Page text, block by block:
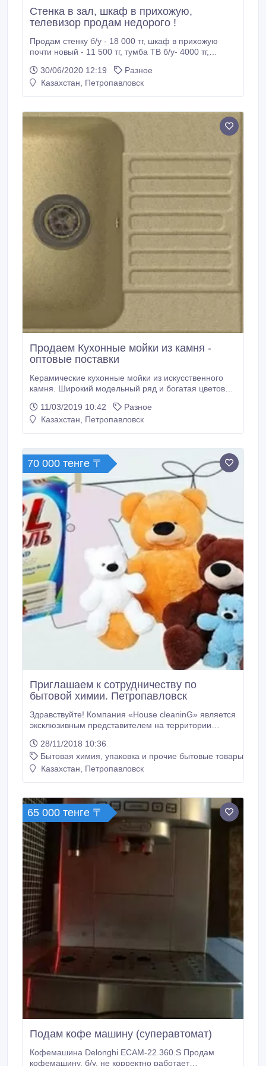
Стенка в зал, шкаф в прихожую,
телевизор продам недорого !
Продам стенку б/у - 18 000 тг, шкаф в прихожую
почти новый - 11 500 тг, тумба ТВ б/у- 4000 тг,
работает, вентилятор на ножке, кресла в хорошем
состоянии в связи с переездом. Цены адекватные,
30/06/2020 12:19
Разное
Казахстан, Петропавловск
Продаем Кухонные мойки из камня -
оптовые поставки
Керамические кухонные мойки из искусственного
камня. Широкий модельный ряд и богатая цветовая
производителями. Ищем представителей по
регионам. Оптовые цены. Подать заявку на
11/03/2019 10:42
Разное
Казахстан, Петропавловск
70 000 тенге 〒
Приглашаем к сотрудничеству по
бытовой химии. Петропавловск
Здравствуйте! Компания «House cleaninG» является
эксклюзивным представителем на территории
продукция изготавливается из высококачественных
ингредиентов по современной технологии,
разработанной специалистами компании, при этом
28/11/2018 10:36
Бытовая химия, упаковка и прочие бытовые товары
Казахстан, Петропавловск
65 000 тенге 〒
Подам кофе машину (суперавтомат)
Кофемашина Delonghi ECAM-22.360.S Продам
кофемашину, б/у, не корректно работает